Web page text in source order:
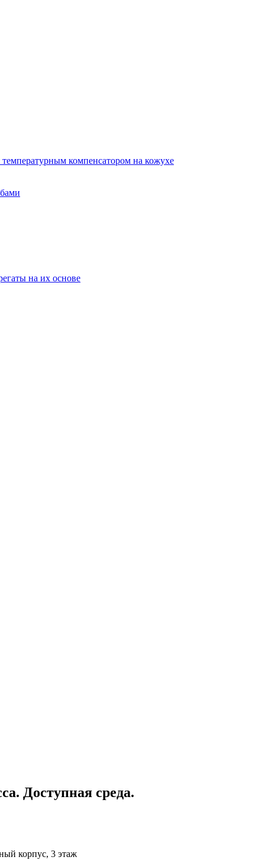
компенсатором на кожухе
на их основе
Доступная среда.
корпус, 3 этаж